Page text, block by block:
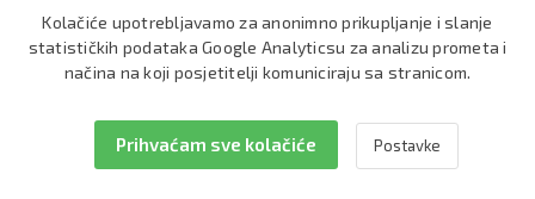
Kolačiće upotrebljavamo za anonimno prikupljanje i slanje
statističkih podataka Google Analyticsu za analizu prometa i
načina na koji posjetitelji komuniciraju sa stranicom.
Prihvaćam sve kolačiće Postavke